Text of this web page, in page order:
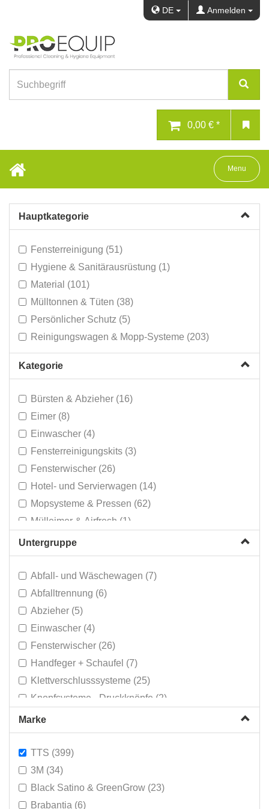
DE Anmelden
0,00 € *
Toggle
Menu
Hauptkategorie
Fensterreinigung (51)
Hygiene & Sanitärausrüstung (1)
Material (101)
Mülltonnen & Tüten (38)
Persönlicher Schutz (5)
Reinigungswagen & Mopp-Systeme (203)
Kategorie
Bürsten & Abzieher (16)
Eimer (8)
Einwascher (4)
Fensterreinigungskits (3)
Fensterwischer (26)
Hotel- und Servierwagen (14)
Mopsysteme & Pressen (62)
Mülleimer & Airfresh (1)
Mülleimer (38)
Reinigungswagen (124)
Rolleimer (3)
Signalisation (5)
Systeme zum Entstauben (77)
Teleskopstiele (15)
Zubehör & Produkte (3)
Untergruppe
Abfall- und Wäschewagen (7)
Abfalltrennung (6)
Abzieher (5)
Einwascher (4)
Fensterwischer (26)
Handfeger + Schaufel (7)
Klettverschlusssysteme (25)
Knopfsysteme - Druckknöpfe (2)
Lochsysteme (14)
Mopsysteme - Rollpressen (1)
Mopsysteme - Vertikalpresse (2)
Mülleimer (32)
Reinigungswagen für Hotels (4)
Rolleimer für Mopsysteme (3)
Marke
TTS (399)
3M (34)
Black Satino & GreenGrow (23)
Brabantia (6)